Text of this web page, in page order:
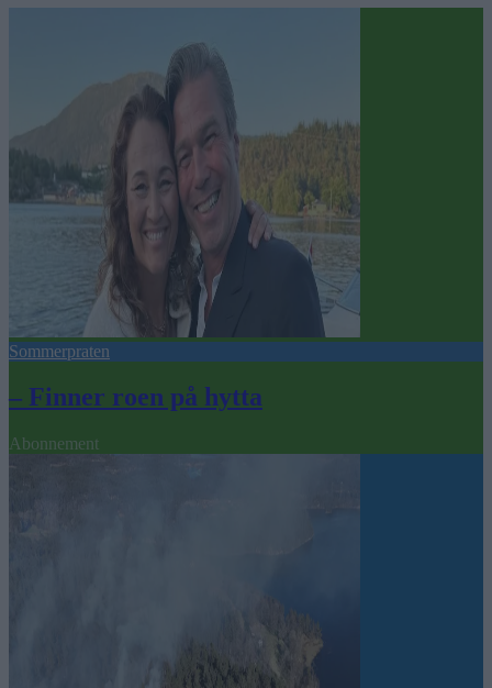
Sommerpraten
– Finner roen på hytta
Abonnement